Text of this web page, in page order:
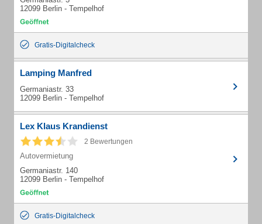
12099 Berlin - Tempelhof
Gratis-Digitalcheck
Lamping Manfred
Germaniastr. 33
12099 Berlin - Tempelhof
Lex Klaus Krandienst
2 Bewertungen
Autovermietung
Germaniastr. 140
12099 Berlin - Tempelhof
Gratis-Digitalcheck